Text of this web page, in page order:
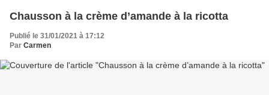
Chausson à la crème d’amande à la ricotta
Publié le 31/01/2021 à 17:12
Par Carmen